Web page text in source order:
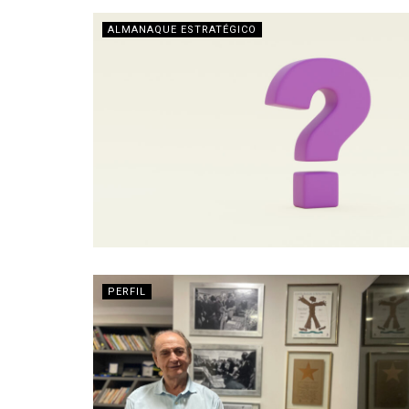
ALMANAQUE ESTRATÉGICO
PERFIL